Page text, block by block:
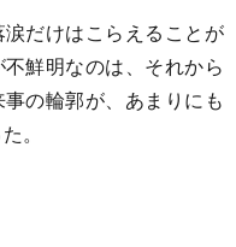
だけはこらえることが
鮮明なのは、それから
の輪郭が、あまりにも
。